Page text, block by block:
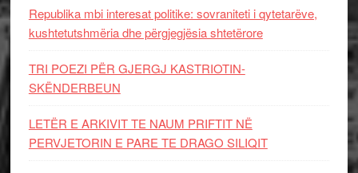
Republika mbi interesat politike: sovraniteti i qytetarëve,
kushtetutshmëria dhe përgjegjësia shtetërore
TRI POEZI PËR GJERGJ KASTRIOTIN-
SKËNDERBEUN
LETËR E ARKIVIT TE NAUM PRIFTIT NË
PERVJETORIN E PARE TE DRAGO SILIQIT